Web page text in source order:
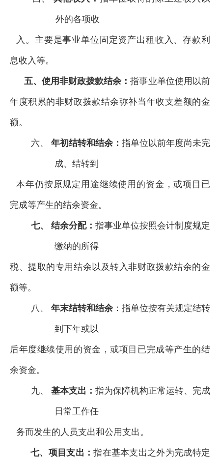
外的各项收
入。主要是事业单位固定资产出租收入、存款利
息收入等。
五、使用非财政拨款结余：指事业单位使用以前
年度积累的非财政拨款结余弥补当年收支差额的金
额。
六、 年初结转和结余： 指单位以前年度尚未完
成、结转到
本年仍按原规定用途继续使用的资金，或项目已
完成等产生的结余资金。
七、 结余分配： 指事业单位按照会计制度规定
缴纳的所得
税、提取的专用结余以及转入非财政拨款结余的金
额等。
八、 年末结转和结余：指单位按有关规定结转
到下年或以
后年度继续使用的资金，或项目已完成等产生的结
余资金。
九、 基本支出： 指为保障机构正常运转、完成
日常工作任
务而发生的人员支出和公用支出。
七、项目支出：指在基本支出之外为完成特定